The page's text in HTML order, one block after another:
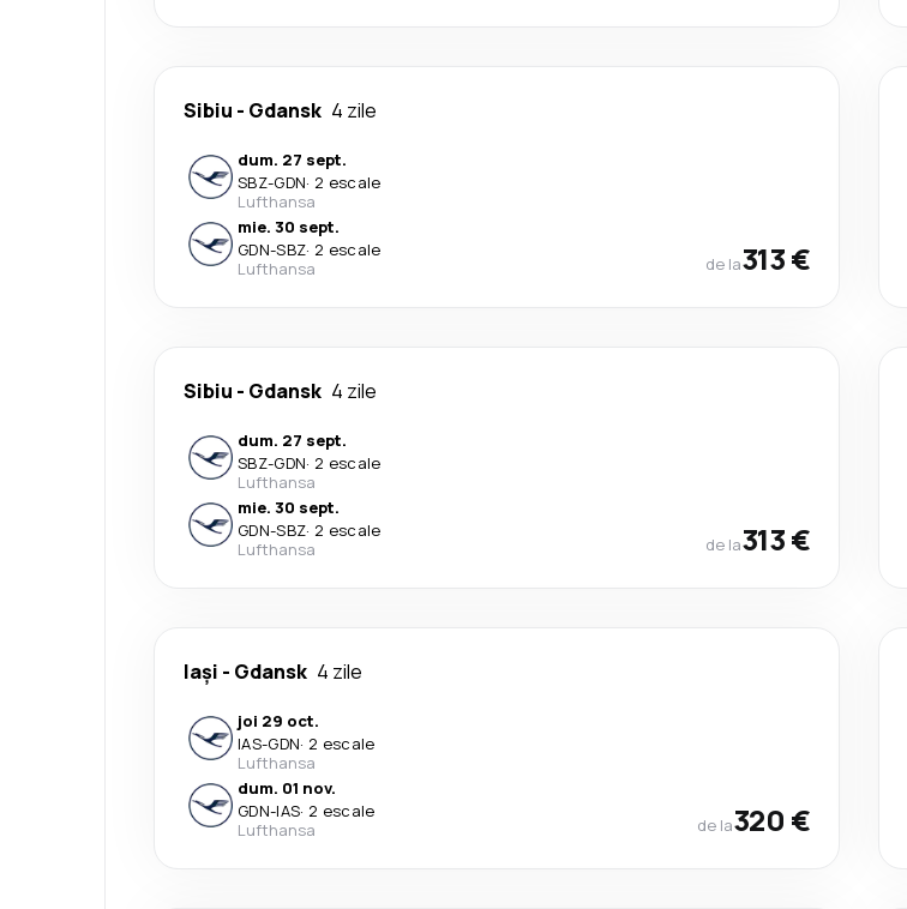
Sibiu - Gdansk 4 zile
dum. 27 sept.
SBZ-GDN· 2 escale
Lufthansa
mie. 30 sept.
GDN-SBZ· 2 escale
Lufthansa
de la313 €
Sibiu - Gdansk 4 zile
dum. 27 sept.
SBZ-GDN· 2 escale
Lufthansa
mie. 30 sept.
GDN-SBZ· 2 escale
Lufthansa
de la313 €
Iași - Gdansk 4 zile
joi 29 oct.
IAS-GDN· 2 escale
Lufthansa
dum. 01 nov.
GDN-IAS· 2 escale
Lufthansa
de la320 €